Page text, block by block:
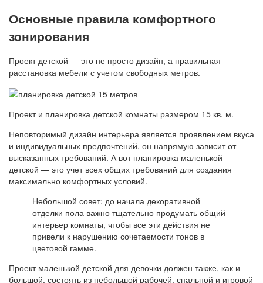
Основные правила комфортного
зонирования
Проект детской — это не просто дизайн, а правильная
расстановка мебели с учетом свободных метров.
Проект и планировка детской комнаты размером 15 кв. м.
Неповторимый дизайн интерьера является проявлением вкуса
и индивидуальных предпочтений, он напрямую зависит от
высказанных требований. А вот планировка маленькой
детской — это учет всех общих требований для создания
максимально комфортных условий.
Небольшой совет: до начала декоративной
отделки пола важно тщательно продумать общий
интерьер комнаты, чтобы все эти действия не
привели к нарушению сочетаемости тонов в
цветовой гамме.
Проект маленькой детской для девочки должен также, как и
большой, состоять из небольшой рабочей, спальной и игровой